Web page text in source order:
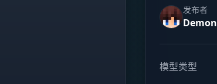
发布者
Demon
模型类型